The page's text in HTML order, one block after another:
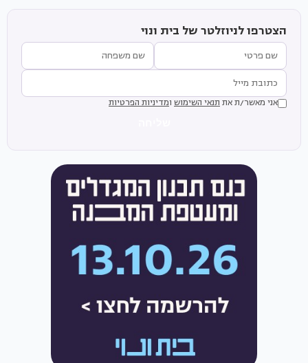
הצטרפו לניוזלטר של בית ונוי
אני מאשר/ת את תנאי השימוש ומדיניות הפרטיות